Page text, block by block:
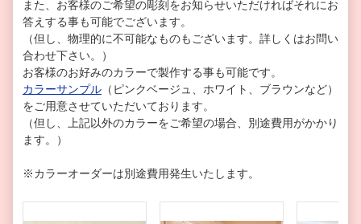
また、お客様のご希望の彫刻をお知らせいただければそれにお
答えする事も可能でございます。
（但し、物理的に不可能なものもございます。詳しくはお問い
合わせ下さい。）
お客様のお好みのカラーで製作する事も可能です。
カラーサンプル （ピンクベージュ、ホワイト、ブラウンなど）
をご用意させていただいております。
（但し、上記以外のカラーをご希望の場合、別途費用がかかり
ます。）
※カラーオーダーは別途費用発生いたします。